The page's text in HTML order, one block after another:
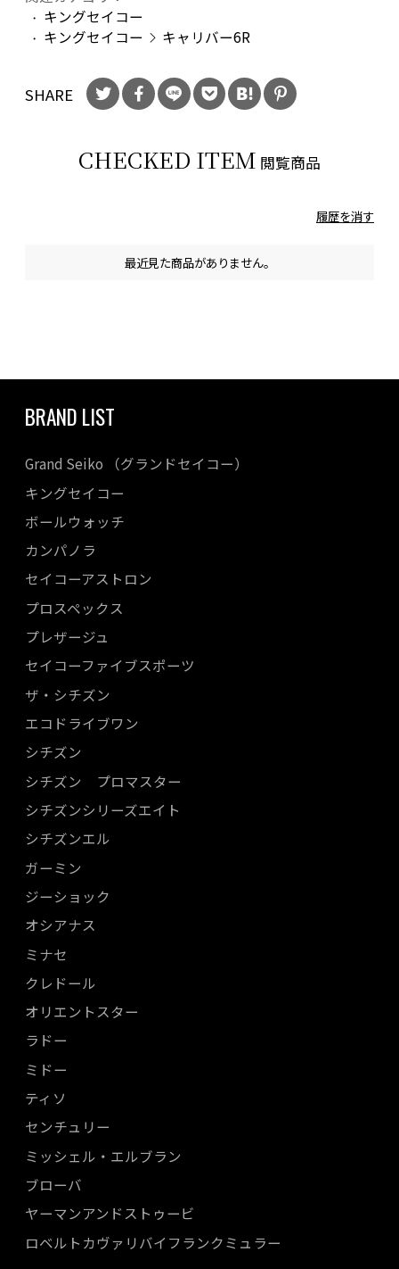
キングセイコー
キングセイコー
キャリバー6R
SHARE
CHECKED ITEM 閲覧商品
履歴を消す
最近見た商品がありません。
BRAND LIST
Grand Seiko （グランドセイコー）
キングセイコー
ボールウォッチ
カンパノラ
セイコーアストロン
プロスペックス
プレザージュ
セイコーファイブスポーツ
ザ・シチズン
エコドライブワン
シチズン
シチズン プロマスター
シチズンシリーズエイト
シチズンエル
ガーミン
ジーショック
オシアナス
ミナセ
クレドール
オリエントスター
ラドー
ミドー
ティソ
センチュリー
ミッシェル・エルブラン
ブローバ
ヤーマンアンドストゥービ
ロベルトカヴァリバイフランクミュラー